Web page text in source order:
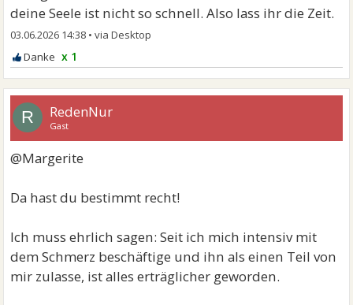
deine Seele ist nicht so schnell. Also lass ihr die Zeit.
03.06.2026 14:38 •
x 1
R RedenNur
Gast
@Margerite
Da hast du bestimmt recht!
Ich muss ehrlich sagen: Seit ich mich intensiv mit
dem Schmerz beschäftige und ihn als einen Teil von
mir zulasse, ist alles erträglicher geworden.